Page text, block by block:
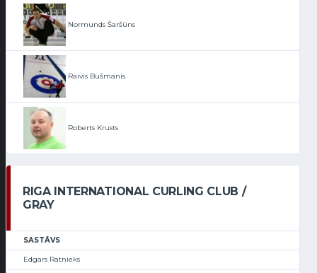
Normunds Šaršūns
Raivis Bušmanis
Roberts Krusts
RIGA INTERNATIONAL CURLING CLUB /
GRAY
SASTĀVS
Edgars Ratnieks